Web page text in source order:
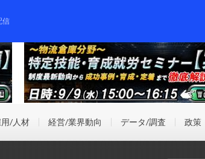
信
用/人材 経営/業界動向 データ/調査 政策